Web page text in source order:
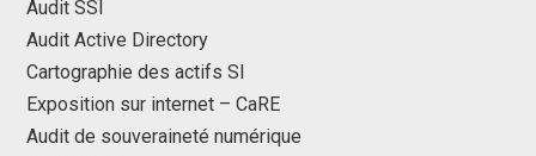
Audit SSI
Audit Active Directory
Cartographie des actifs SI
Exposition sur internet – CaRE
Audit de souveraineté numérique